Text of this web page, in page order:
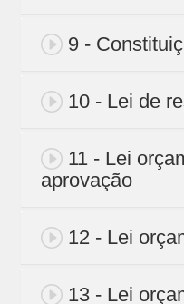
9 -
10 - Lei de
11 - Lei
aprovação
12 - Lei
13 - Lei